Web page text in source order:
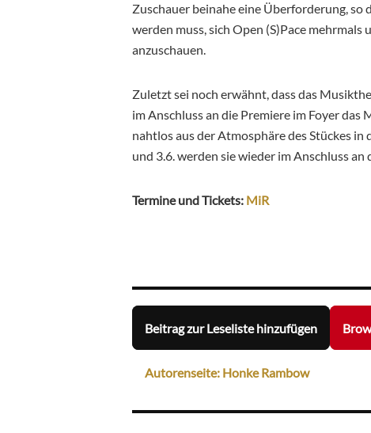
Zuschauer beinahe eine Überforderung, so
werden muss, sich Open (S)Pace
anzuschauen.
Zuletzt sei noch erwähnt, dass das
im Anschluss an die Premiere im Foyer
nahtlos aus der Atmosphäre des Stückes
und 3.6. werden sie wieder im Anschluss
Termine und Tickets: MiR
Beitrag zur Leseliste hinzufügen
Autorenseite: Honke Rambow